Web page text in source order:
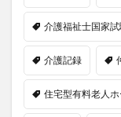
介護福祉士国家
介護記録
住宅型有料老人ホ